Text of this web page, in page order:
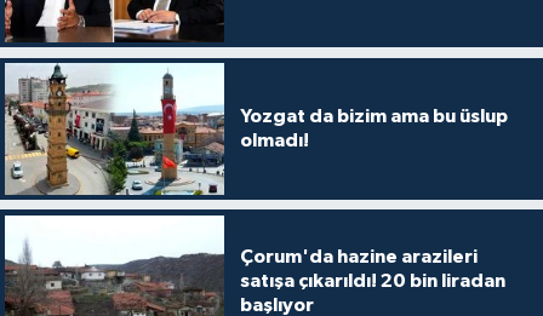
Yozgat da bizim ama bu üslup
olmadı!
Çorum'da hazine arazileri
satışa çıkarıldı! 20 bin liradan
başlıyor